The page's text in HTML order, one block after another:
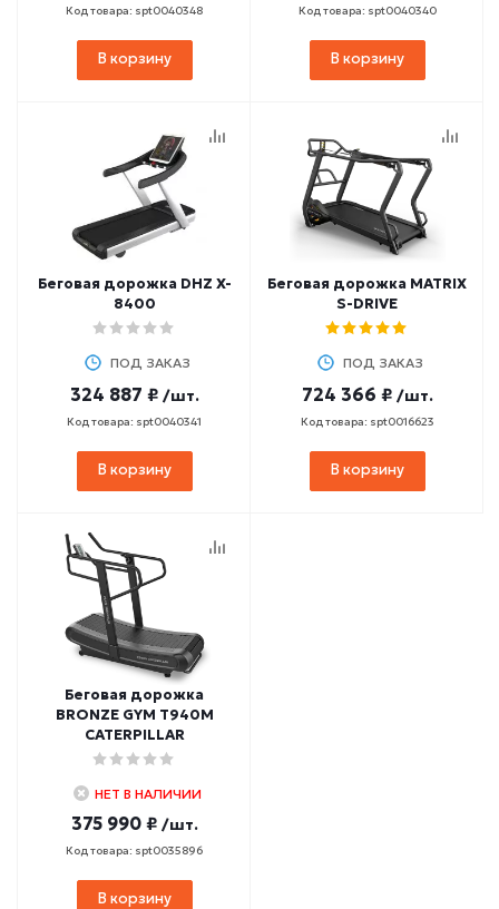
Код товара: spt0040348
В корзину
Код товара: spt0040340
В корзину
Беговая дорожка DHZ X-
8400
ПОД ЗАКАЗ
324 887 ₽ /шт.
Код товара: spt0040341
В корзину
Беговая дорожка MATRIX
S-DRIVE
ПОД ЗАКАЗ
724 366 ₽ /шт.
Код товара: spt0016623
В корзину
Беговая дорожка
BRONZE GYM T940M
CATERPILLAR
НЕТ В НАЛИЧИИ
375 990 ₽ /шт.
Код товара: spt0035896
В корзину